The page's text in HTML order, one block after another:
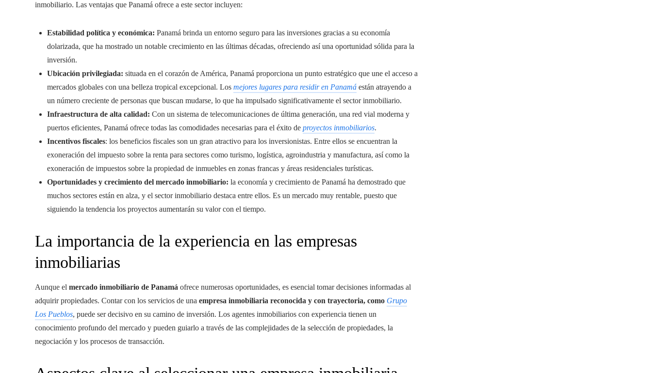
inmobiliario. Las ventajas que Panamá ofrece a este sector incluyen:
Estabilidad política y económica: Panamá brinda un entorno seguro para las inversiones gracias a su economía
dolarizada, que ha mostrado un notable crecimiento en las últimas décadas, ofreciendo así una oportunidad sólida para la
inversión.
Ubicación privilegiada: situada en el corazón de América, Panamá proporciona un punto estratégico que une el acceso a
mercados globales con una belleza tropical excepcional. Los mejores lugares para residir en Panamá están atrayendo a
un número creciente de personas que buscan mudarse, lo que ha impulsado significativamente el sector inmobiliario.
Infraestructura de alta calidad: Con un sistema de telecomunicaciones de última generación, una red vial moderna y
puertos eficientes, Panamá ofrece todas las comodidades necesarias para el éxito de proyectos inmobiliarios.
Incentivos fiscales: los beneficios fiscales son un gran atractivo para los inversionistas. Entre ellos se encuentran la
exoneración del impuesto sobre la renta para sectores como turismo, logística, agroindustria y manufactura, así como la
exoneración de impuestos sobre la propiedad de inmuebles en zonas francas y áreas residenciales turísticas.
Oportunidades y crecimiento del mercado inmobiliario: la economía y crecimiento de Panamá ha demostrado que
muchos sectores están en alza, y el sector inmobiliario destaca entre ellos. Es un mercado muy rentable, puesto que
siguiendo la tendencia los proyectos aumentarán su valor con el tiempo.
La importancia de la experiencia en las empresas
inmobiliarias
Aunque el mercado inmobiliario de Panamá ofrece numerosas oportunidades, es esencial tomar decisiones informadas al
adquirir propiedades. Contar con los servicios de una empresa inmobiliaria reconocida y con trayectoria, como Grupo
Los Pueblos, puede ser decisivo en su camino de inversión. Los agentes inmobiliarios con experiencia tienen un
conocimiento profundo del mercado y pueden guiarlo a través de las complejidades de la selección de propiedades, la
negociación y los procesos de transacción.